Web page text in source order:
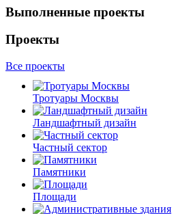
Выполненные проекты
Проекты
Все проекты
Тротуары Москвы
Ландшафтный дизайн
Частный сектор
Памятники
Площади